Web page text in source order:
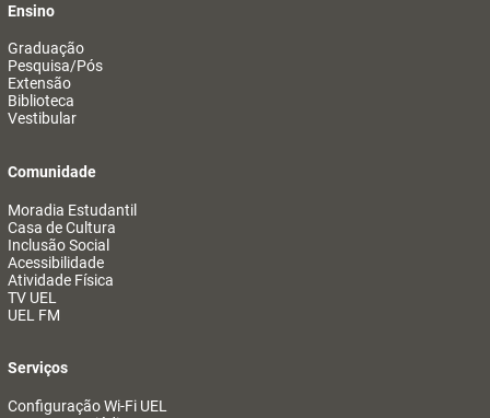
Ensino
Graduação
Pesquisa/Pós
Extensão
Biblioteca
Vestibular
Comunidade
Moradia Estudantil
Casa de Cultura
Inclusão Social
Acessibilidade
Atividade Física
TV UEL
UEL FM
Serviços
Configuração Wi-Fi UEL